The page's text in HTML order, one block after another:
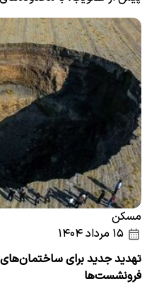
تا…
مسکن
تهدید جدید برای ساختمان‌های
فرونشست‌ها